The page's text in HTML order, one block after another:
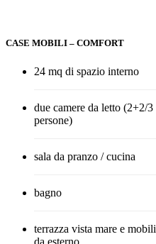
CASE MOBILI – COMFORT
24 mq di spazio interno
due camere da letto (2+2/3
persone)
sala da pranzo / cucina
bagno
terrazza vista mare e mobili
da esterno